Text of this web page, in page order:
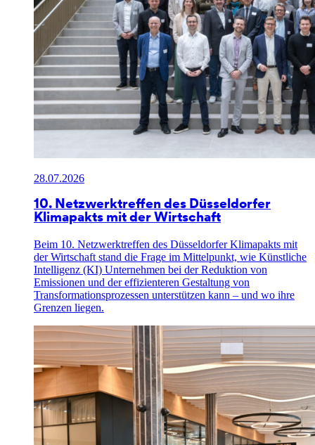
28.07.2026
10. Netzwerktreffen des Düsseldorfer
Klimapakts mit der Wirtschaft
Beim 10. Netzwerktreffen des Düsseldorfer Klimapakts mit
der Wirtschaft stand die Frage im Mittelpunkt, wie Künstliche
Intelligenz (KI) Unternehmen bei der Reduktion von
Emissionen und der effizienteren Gestaltung von
Transformationsprozessen unterstützen kann – und wo ihre
Grenzen liegen.